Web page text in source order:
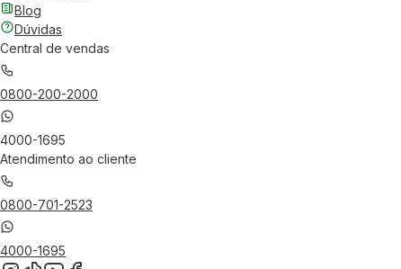
Blog
Dúvidas
Central de vendas
0800-200-2000
4000-1695
Atendimento ao cliente
0800-701-2523
4000-1695